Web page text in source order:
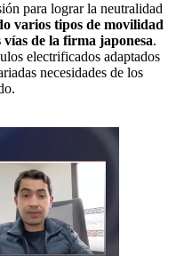
para lograr la neutralidad
varios tipos de movilidad
de la firma japonesa.
electrificados adaptados
necesidades de los